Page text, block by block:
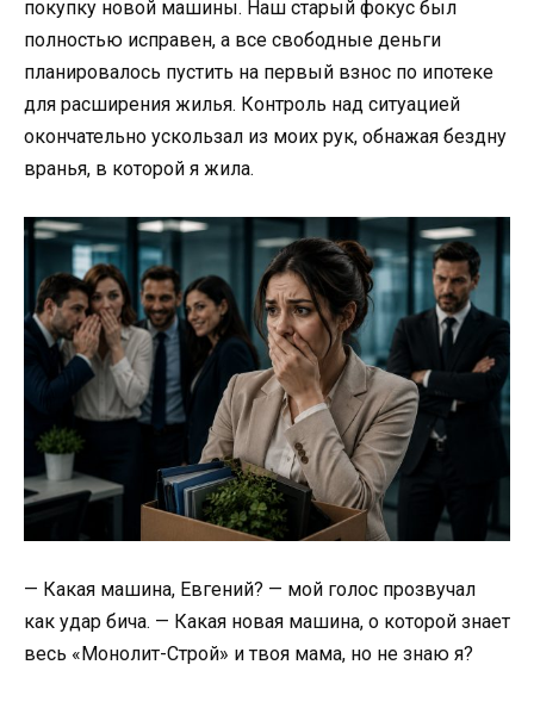
покупку новой машины. Наш старый фокус был
полностью исправен, а все свободные деньги
планировалось пустить на первый взнос по ипотеке
для расширения жилья. Контроль над ситуацией
окончательно ускользал из моих рук, обнажая бездну
вранья, в которой я жила.
— Какая машина, Евгений? — мой голос прозвучал
как удар бича. — Какая новая машина, о которой знает
весь «Монолит-Строй» и твоя мама, но не знаю я?